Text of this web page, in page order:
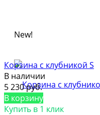
New!
Корзина с клубникой S
В наличии
5 230 руб.
В корзину
Купить в 1 клик